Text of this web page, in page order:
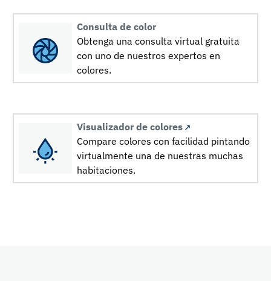
Consulta de color
Obtenga una consulta virtual gratuita
con uno de nuestros expertos en
colores.
Visualizador de colores
Compare colores con facilidad pintando
virtualmente una de nuestras muchas
habitaciones.